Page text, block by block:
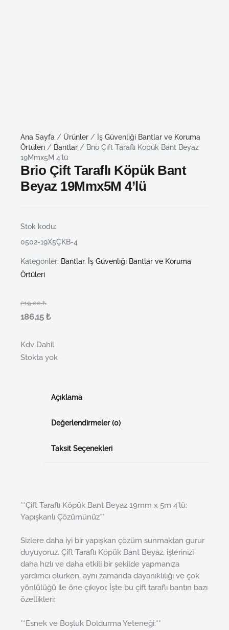
Ana Sayfa / Ürünler / İş Güvenliği Bantlar ve Koruma
Örtüleri / Bantlar / Brio Çift Taraflı Köpük Bant Beyaz
19Mmx5M 4’lü
Brio Çift Taraflı Köpük Bant
Beyaz 19Mmx5M 4’lü
Stok kodu:
0502-19X5ÇKB-4
Kategoriler: Bantlar, İş Güvenliği Bantlar ve Koruma
Örtüleri
219,00₺
186,15 ₺
Kdv Dahil
Stokta yok
Açıklama
Değerlendirmeler (0)
Taksit Seçenekleri
**Çift Taraflı Köpük Bant Beyaz 19mm x 5m 4’lü:
Yapışkanlı Çözümünüz**
Sizlere daha iyi bir yapışkan çözüm sunmaktan gurur
duyuyoruz. Çift Taraflı Köpük Bant Beyaz, işlerinizi
daha hızlı ve daha etkili bir şekilde yapmanıza
yardımcı olurken, aynı zamanda dayanıklılığı ve çok
yönlülüğü ile öne çıkıyor. İşte bu çift taraflı bantın bazı
özellikleri:
**Esnek ve Boşluk Doldurma Yeteneği:**